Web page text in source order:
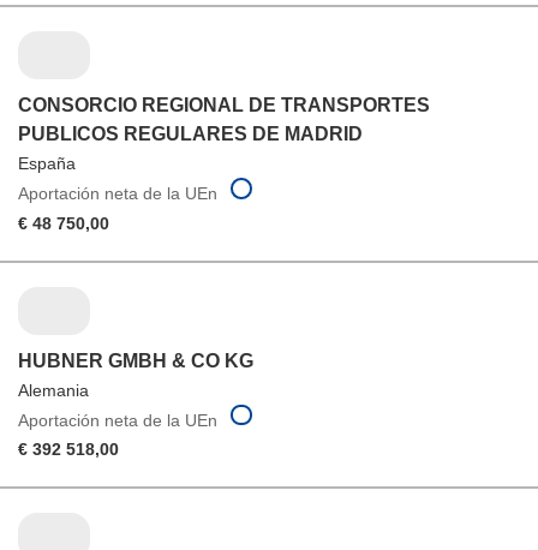
CONSORCIO REGIONAL DE TRANSPORTES
PUBLICOS REGULARES DE MADRID
España
Aportación neta de la UEn
€ 48 750,00
HUBNER GMBH & CO KG
Alemania
Aportación neta de la UEn
€ 392 518,00